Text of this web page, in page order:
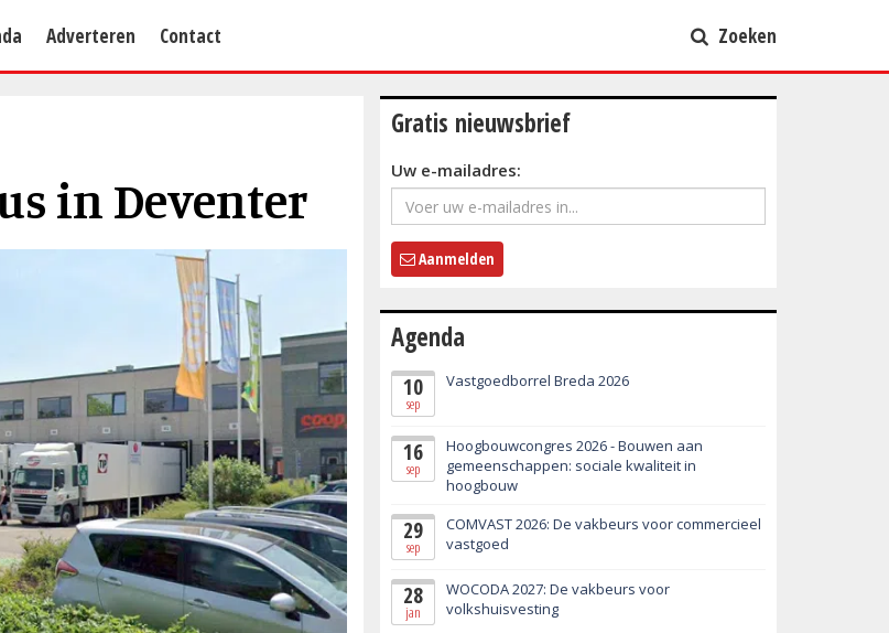
Adverteren Contact Zoeken
in Deventer
Gratis nieuwsbrief
Uw e-mailadres:
Aanmelden
Agenda
10
sep
Vastgoedborrel Breda 2026
16
sep
Hoogbouwcongres 2026 - Bouwen aan
gemeenschappen: sociale kwaliteit in
hoogbouw
29
sep
COMVAST 2026: De vakbeurs voor commercieel
vastgoed
28
jan
WOCODA 2027: De vakbeurs voor
volkshuisvesting